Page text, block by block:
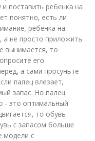
поставить ребенка на
понятно, есть ли
ребенка на
а не просто приложить
вынимается, то
его
а сами просуньте
палец влезает,
запас. Но палец
- это оптимальный
то обувь
с запасом больше
модели с